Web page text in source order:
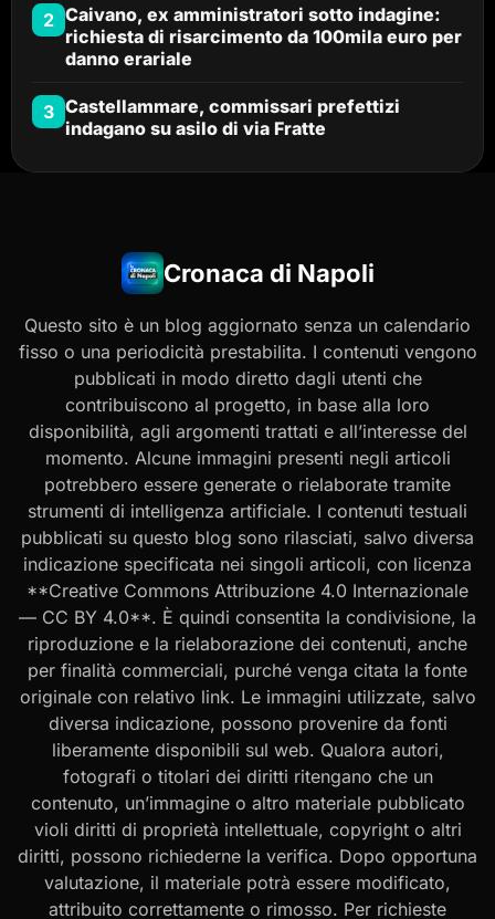
2 Caivano, ex amministratori sotto indagine:
richiesta di risarcimento da 100mila euro per
danno erariale
3 Castellammare, commissari prefettizi
indagano su asilo di via Fratte
Cronaca di Napoli
Questo sito è un blog aggiornato senza un calendario
fisso o una periodicità prestabilita. I contenuti vengono
pubblicati in modo diretto dagli utenti che
contribuiscono al progetto, in base alla loro
disponibilità, agli argomenti trattati e all’interesse del
momento. Alcune immagini presenti negli articoli
potrebbero essere generate o rielaborate tramite
strumenti di intelligenza artificiale. I contenuti testuali
pubblicati su questo blog sono rilasciati, salvo diversa
indicazione specificata nei singoli articoli, con licenza
**Creative Commons Attribuzione 4.0 Internazionale
— CC BY 4.0**. È quindi consentita la condivisione, la
riproduzione e la rielaborazione dei contenuti, anche
per finalità commerciali, purché venga citata la fonte
originale con relativo link. Le immagini utilizzate, salvo
diversa indicazione, possono provenire da fonti
liberamente disponibili sul web. Qualora autori,
fotografi o titolari dei diritti ritengano che un
contenuto, un’immagine o altro materiale pubblicato
violi diritti di proprietà intellettuale, copyright o altri
diritti, possono richiederne la verifica. Dopo opportuna
valutazione, il materiale potrà essere modificato,
attribuito correttamente o rimosso. Per richieste